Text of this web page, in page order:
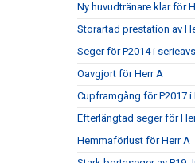
Ny huvudtränare klar för
Storartad prestation av
Seger för P2014 i
Oavgjort för Herr A
Cupframgång för P2017 i
Efterlängtad seger för
Hemmaförlust för Herr A